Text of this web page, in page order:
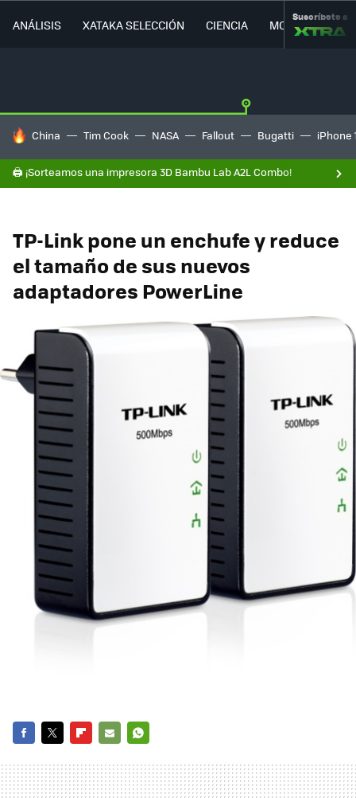
ANÁLISIS XATAKA SELECCIÓN CIENCIA MOVILIDAD
Suscríbete a
HOY SE HABLA DE
China Tim Cook NASA Fallout Bugatti iPhone
🖨️ ¡Sorteamos una impresora 3D Bambu Lab A2L Combo!
TP-Link pone un enchufe y reduce
el tamaño de sus nuevos
adaptadores PowerLine
MAIL